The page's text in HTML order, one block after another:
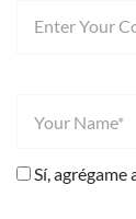
Sí, agrégame